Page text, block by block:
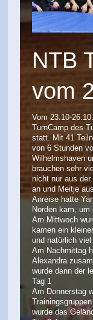
NTB
vom
Vom 23.10-
TurnCamp des
statt. Mit 41
von 6 Stunden
Wilhelmshaven
brauchen sehr
nicht nur aus
an und Meitje
Anreise hatte
Norden kam,
Am Mittwoch
kamen ein
und natürlich
Am Nachmittag
Alexandra
wurde dann der
Tag 1
Am Donnerstag
wurde das